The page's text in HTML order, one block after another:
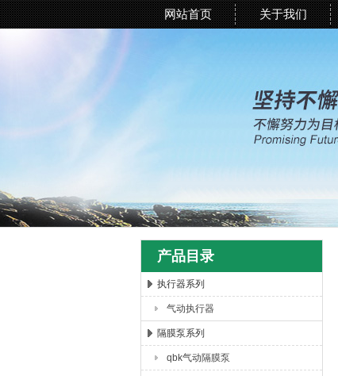
上海唐玛泵阀有限公司
网站首页 关于我们
产品目录
执行器系列
气动执行器
隔膜泵系列
qbk气动隔膜泵